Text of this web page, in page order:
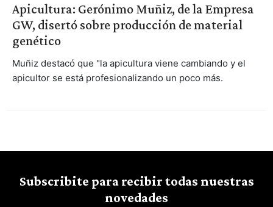
Apicultura: Gerónimo Muñiz, de la Empresa
GW, disertó sobre producción de material
genético
Muñiz destacó que "la apicultura viene cambiando y el
apicultor se está profesionalizando un poco más.
Subscribite para recibir todas nuestras
novedades